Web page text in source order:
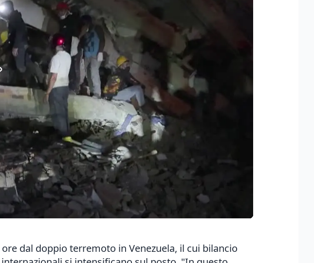
dal doppio terremoto in Venezuela, il cui bilancio